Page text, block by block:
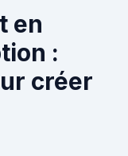
en
:
créer